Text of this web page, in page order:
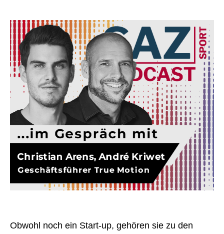
Obwohl noch ein Start-up, gehören sie zu den